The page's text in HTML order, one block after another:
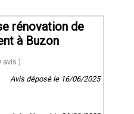
rénovation de
à Buzon
avis )
Avis déposé le 16/06/2025